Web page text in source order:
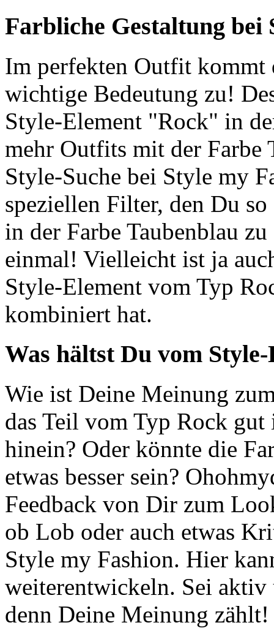
Farbliche Gestaltung
Im perfekten Outfit kommt
wichtige Bedeutung zu!
Style-Element "Rock" in
mehr Outfits mit der Farbe
Style-Suche bei Style my
speziellen Filter, den Du
in der Farbe Taubenblau
einmal! Vielleicht ist ja
Style-Element vom Typ
kombiniert hat.
Was hältst Du vom
Wie ist Deine Meinung
das Teil vom Typ Rock
hinein? Oder könnte die
etwas besser sein?
Feedback von Dir zum
ob Lob oder auch etwas
Style my Fashion. Hier
weiterentwickeln. Sei aktiv
denn Deine Meinung zählt!